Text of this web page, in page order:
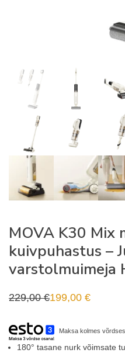
MOVA K30 Mix
kuivpuhastus –
varstolmuimeja
229,00€
Algne
229,00 €.
199,00 €
Praegune
199,00 €.
Maksa kolmes
180° tasane nurk võimsate